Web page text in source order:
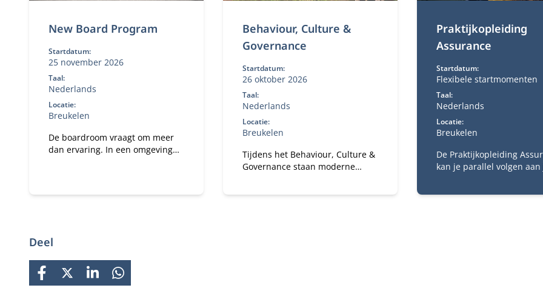
New Board Program
Startdatum:
25 november 2026
Taal:
Nederlands
Locatie:
Breukelen
De boardroom vraagt om meer
dan ervaring. In een omgeving
kompas dat staat — én de
Program ontwikkel je jouw
besluitvorming,
stakeholderdialoog en
constructieve tegenspraak, en
Behaviour, Culture &
Governance
Startdatum:
26 oktober 2026
Taal:
Nederlands
Locatie:
Breukelen
Tijdens het Behaviour, Culture &
Governance staan moderne
Praktijkopleiding
Assurance
Startdatum:
Flexibele startmomenten
Taal:
Nederlands
Locatie:
Breukelen
De Praktijkopleiding
kan je parallel volgen aan
Deel
FACEBOOK
X LINKEDINWHATSAPP